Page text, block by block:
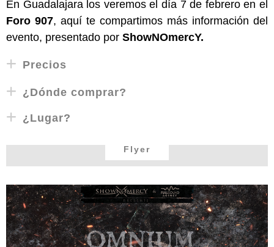
En Guadalajara los veremos el día 7 de febrero en el
Foro 907, aquí te compartimos más información del
evento, presentado por ShowNOmercY.
Precios
¿Dónde comprar?
¿Lugar?
Flyer